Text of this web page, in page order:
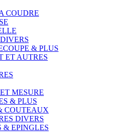
COUDRE
& PLUS
ET AUTRES
MESURE
& PLUS
COUTEAUX
DIVERS
& EPINGLES